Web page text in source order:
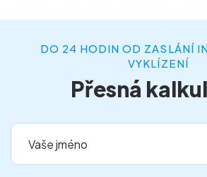
DO 24 HODIN OD ZASLÁNÍ
VYKLÍZENÍ
Přesná
Vaše jméno